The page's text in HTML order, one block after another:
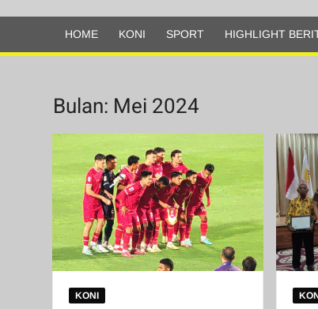
HOME KONI SPORT HIGHLIGHT
Bulan: Mei 2024
KONI